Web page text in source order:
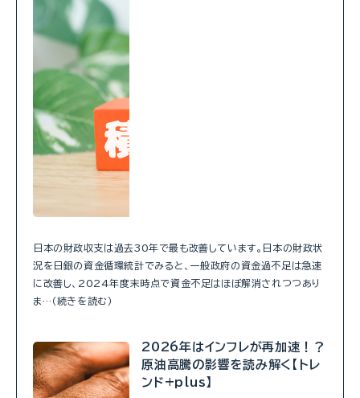
日本の財政収支は過去30年で最も改善しています。日本の財政状
況を日銀の資金循環統計でみると、一般政府の資金過不足は急速
に改善し、2024年度末時点で資金不足はほぼ解消されつつあり
ま…（続きを読む）
2026年はインフレが再加速！？
原油高騰の影響を読み解く【トレ
ンド+plus】